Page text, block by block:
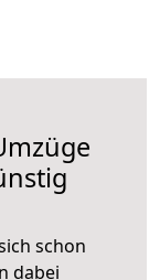
schon
dabei